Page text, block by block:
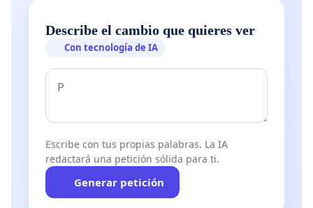
Describe el cambio que quieres ver
Con tecnología de IA
Escribe con tus propias palabras. La IA
redactará una petición sólida para ti.
Generar petición